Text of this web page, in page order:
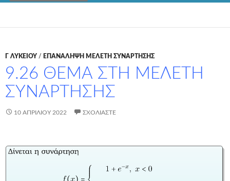
Γ ΛΥΚΕΊΟΥ / ΕΠΑΝΑΛΗΨΗ ΜΕΛΕΤΗ ΣΥΝΑΡΤΗΣΗΣ
9.26 ΘΕΜΑ ΣΤΗ ΜΕΛΕΤΗ
ΣΥΝΑΡΤΗΣΗΣ
10 ΑΠΡΙΛΊΟΥ 2022 ΣΧΟΛΙΆΣΤΕ